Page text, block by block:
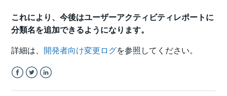
これにより、今後はユーザーアクティビティレポートに
分類名を追加できるようになります。
詳細は、 開発者向け変更ログを参照してください。